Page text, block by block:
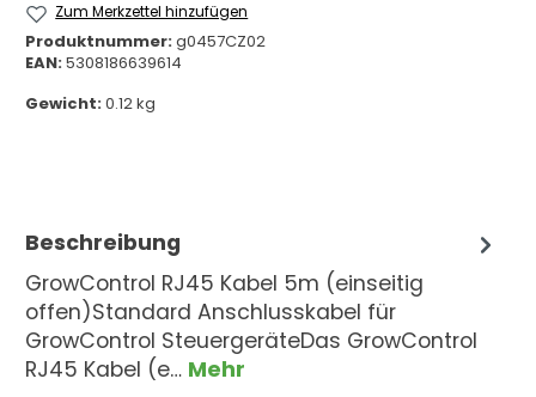
Zum Merkzettel hinzufügen
Produktnummer:g0457CZ02
EAN:5308186639614
Gewicht:0.12 kg
Beschreibung
GrowControl RJ45 Kabel 5m (einseitig
offen)Standard Anschlusskabel für
GrowControl SteuergeräteDas GrowControl
RJ45 Kabel (e… Mehr